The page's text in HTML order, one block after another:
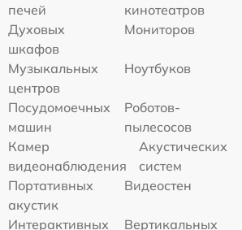
печей
кинотеатров
Духовых
шкафов
Мониторов
Музыкальных
центров
Ноутбуков
Посудомоечных
машин
Роботов-
пылесосов
Камер
видеонаблюдения
Акустических
систем
Портативных
акустик
Видеостен
Интерактивных
Вертикальных